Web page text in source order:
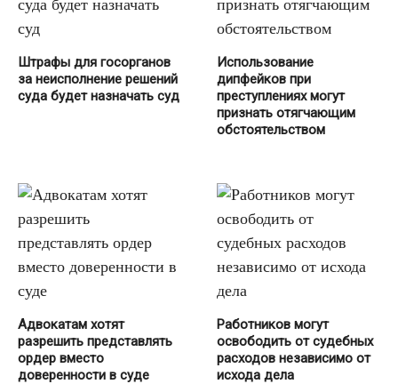
Штрафы для госорганов
за неисполнение решений
суда будет назначать суд
Использование
дипфейков при
преступлениях могут
признать отягчающим
обстоятельством
Адвокатам хотят
разрешить представлять
ордер вместо
доверенности в суде
Работников могут
освободить от судебных
расходов независимо от
исхода дела